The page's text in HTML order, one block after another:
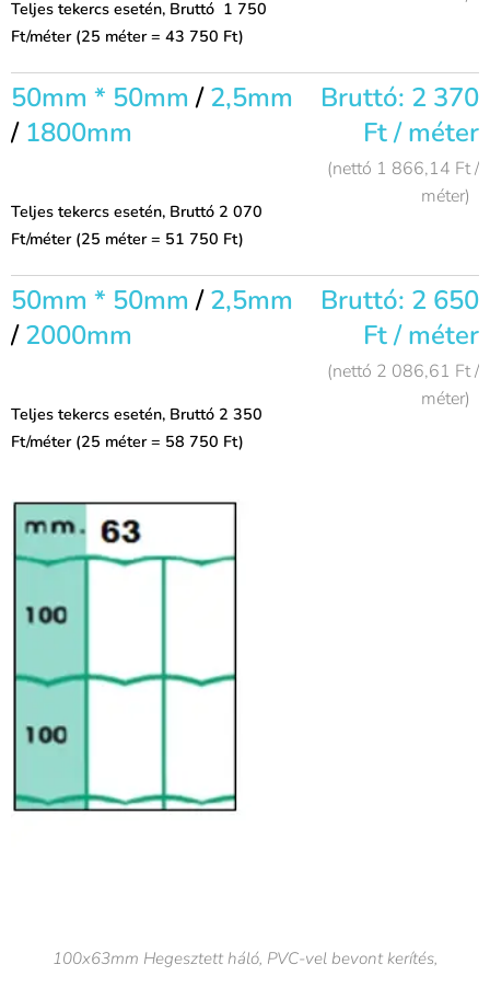
Teljes tekercs esetén, Bruttó 1 750
Ft/méter (25 méter = 43 750 Ft)
50mm * 50mm/2,5mm
/ 1800mm
Teljes tekercs esetén, Bruttó 2 070
Ft/méter (25 méter = 51 750 Ft)
Bruttó: 2 370
Ft / méter
(nettó 1 866,14 Ft /
méter)
50mm * 50mm/2,5mm
/2000mm
Teljes tekercs esetén, Bruttó 2 350
Ft/méter (25 méter = 58 750 Ft)
Bruttó: 2 650
Ft / méter
(nettó 2 086,61 Ft /
méter)
100x63mm Hegesztett háló, PVC-vel bevont kerítés,